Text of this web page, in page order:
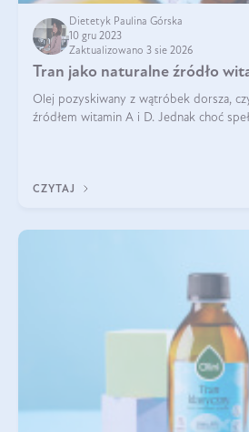
Dietetyk Paulina Górska
10 gru 2023
Zaktualizowano 3 sie 2026
Tran jako naturalne źródło
Olej pozyskiwany z wątróbek dorsza,
źródłem witamin A i D. Jednak choć
CZYTAJ